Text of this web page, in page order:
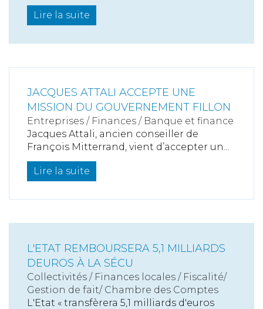
Lire la suite
JACQUES ATTALI ACCEPTE UNE
MISSION DU GOUVERNEMENT FILLON
Entreprises / Finances / Banque et finance
Jacques Attali, ancien conseiller de
François Mitterrand, vient d’accepter un...
Lire la suite
L'ETAT REMBOURSERA 5,1 MILLIARDS
DEUROS À LA SÉCU
Collectivités / Finances locales / Fiscalité/
Gestion de fait/ Chambre des Comptes
L'Etat « transfèrera 5,1 milliards d'euros